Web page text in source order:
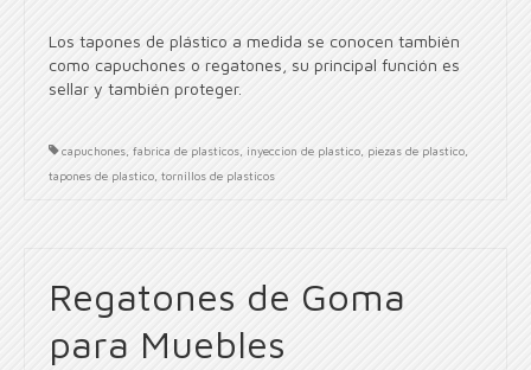
Los tapones de plástico a medida se conocen también
como capuchones o regatones, su principal función es
sellar y también proteger.
capuchones fabrica de plasticos inyeccion de plastico piezas de plastico
tapones de plastico tornillos de plasticos
Regatones de Goma
para Muebles